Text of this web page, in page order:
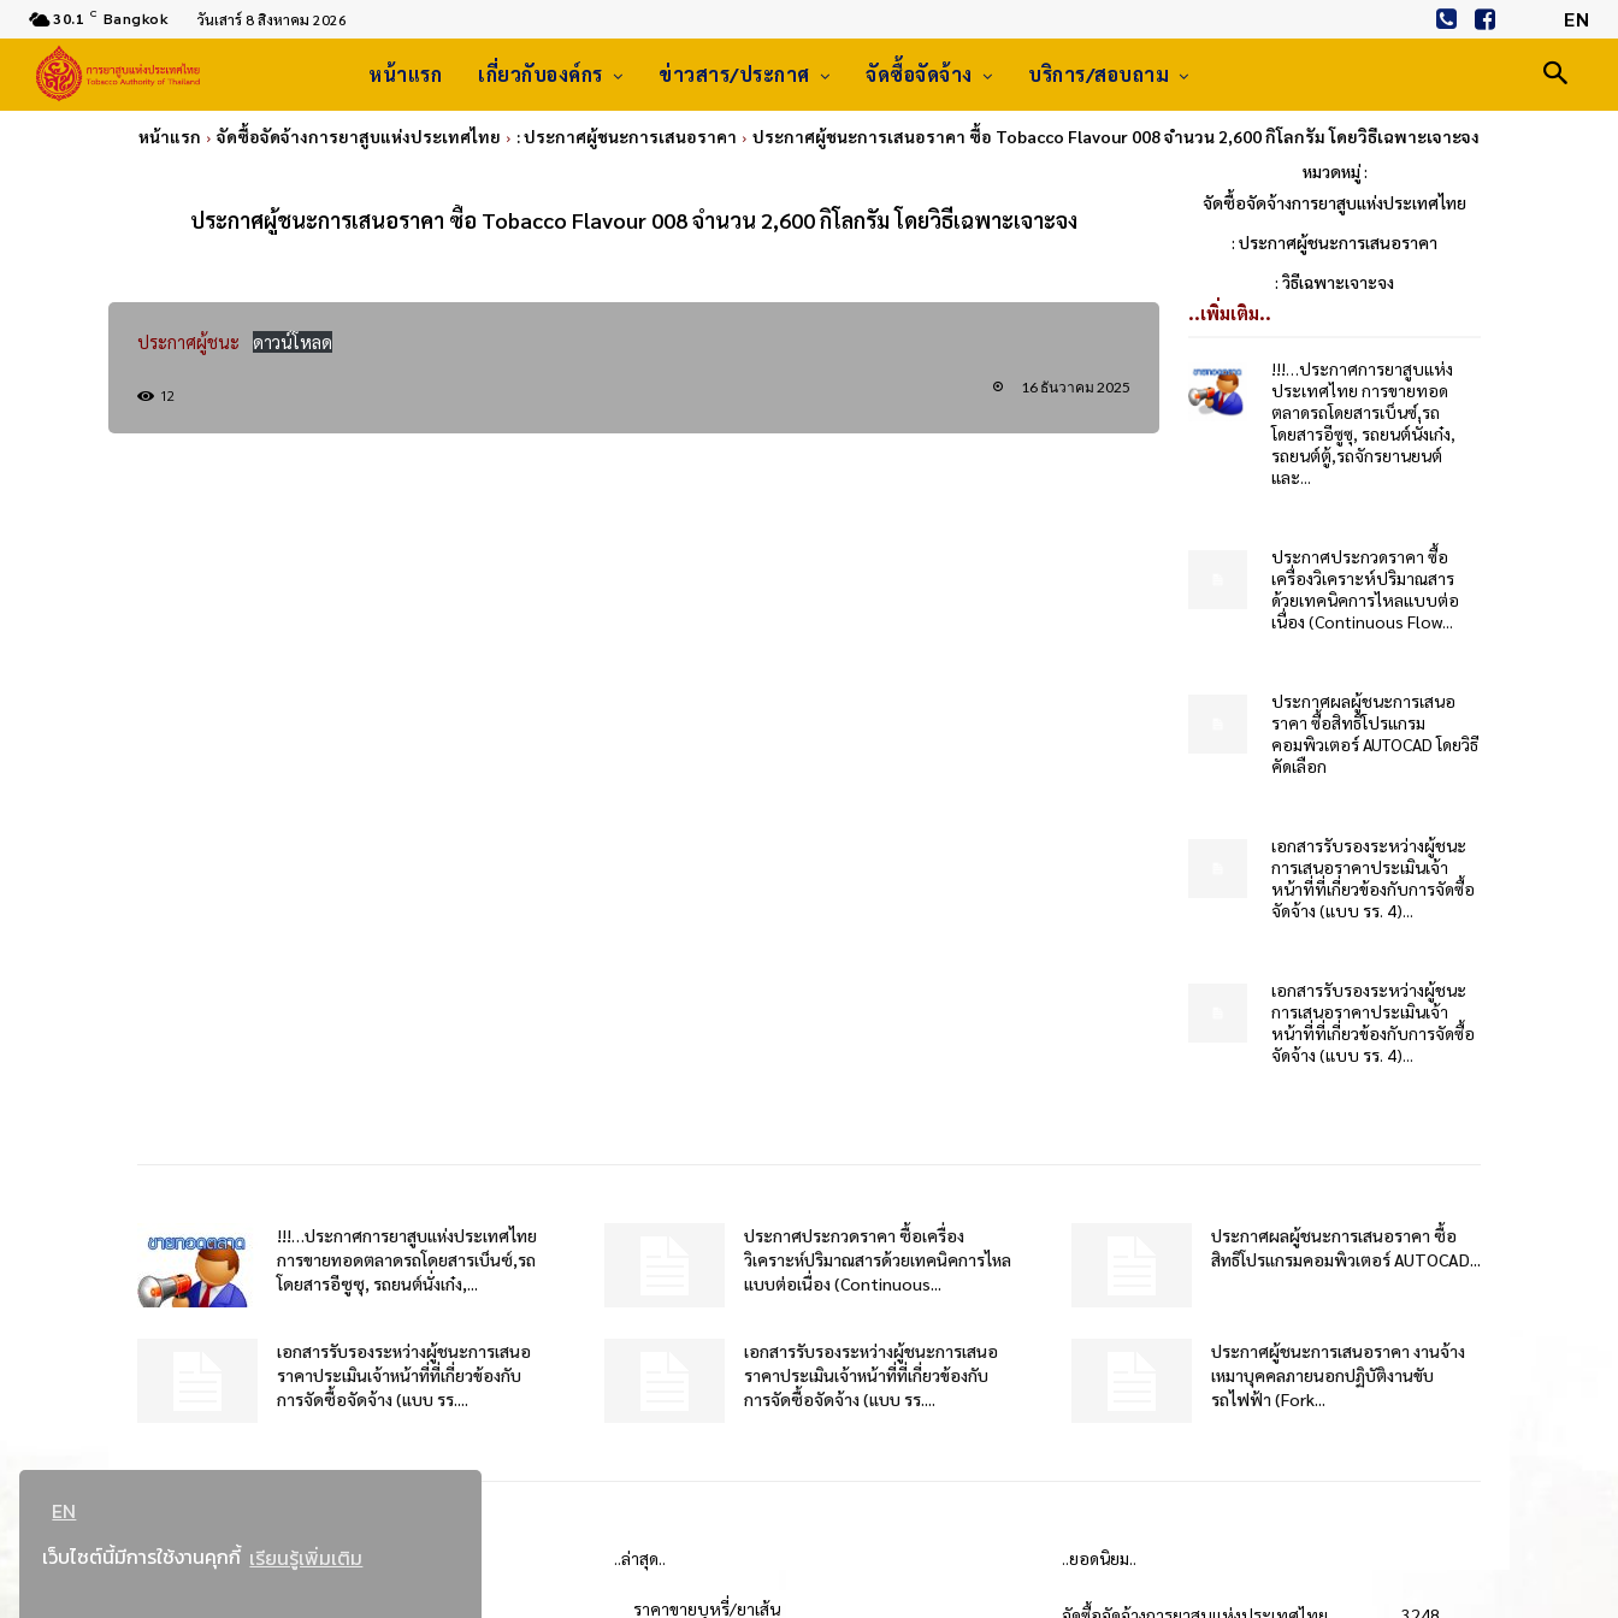
EN
เว็บไซต์นี้มีการใช้งานคุกกี้ เรียนรู้เพิ่มเติม
30.1 C Bangkok วันเสาร์ 8 สิงหาคม 2026 EN
หน้าแรก เกี่ยวกับองค์กร ข่าวสาร/ประกาศ จัดซื้อจัดจ้าง บริการ/สอบถาม
หน้าแรก จัดซื้อจัดจ้างการยาสูบแห่งประเทศไทย : ประกาศผู้ชนะการเสนอราคา ประกาศผู้ชนะการเสนอราคา ซื้อ Tobacco Flavour 008 จำนวน 2,600 กิโลกรัม โดยวิธีเฉพาะเจาะจง
ประกาศผู้ชนะการเสนอราคา ซื้อ Tobacco Flavour 008 จำนวน 2,600 กิโลกรัม โดยวิธีเฉพาะเจาะจง
หมวดหมู่ :
จัดซื้อจัดจ้างการยาสูบแห่งประเทศไทย
: ประกาศผู้ชนะการเสนอราคา
: วิธีเฉพาะเจาะจง
ประกาศผู้ชนะ ดาวน์โหลด
12 16 ธันวาคม 2025
..เพิ่มเติม..
!!!…ประกาศการยาสูบแห่ง
ประเทศไทย การขายทอด
ตลาดรถโดยสารเบ็นซ์,รถ
โดยสารอีซูซุ, รถยนต์นั่งเก๋ง,
รถยนต์ตู้,รถจักรยานยนต์
และ...
ประกาศประกวดราคา ซื้อ
เครื่องวิเคราะห์ปริมาณสาร
ด้วยเทคนิคการไหลแบบต่อ
เนื่อง (Continuous Flow...
ประกาศผลผู้ชนะการเสนอ
ราคา ซื้อสิทธิโปรแกรม
คอมพิวเตอร์ AUTOCAD โดยวิธี
คัดเลือก
เอกสารรับรองระหว่างผู้ชนะ
การเสนอราคาประเมินเจ้า
หน้าที่ที่เกี่ยวข้องกับการจัดซื้อ
จัดจ้าง (แบบ รร. 4)...
เอกสารรับรองระหว่างผู้ชนะ
การเสนอราคาประเมินเจ้า
หน้าที่ที่เกี่ยวข้องกับการจัดซื้อ
จัดจ้าง (แบบ รร. 4)...
!!!…ประกาศการยาสูบแห่งประเทศไทย
การขายทอดตลาดรถโดยสารเบ็นซ์,รถ
โดยสารอีซูซุ, รถยนต์นั่งเก๋ง,...
ประกาศประกวดราคา ซื้อเครื่อง
วิเคราะห์ปริมาณสารด้วยเทคนิคการไหล
แบบต่อเนื่อง (Continuous...
ประกาศผลผู้ชนะการเสนอราคา ซื้อ
สิทธิโปรแกรมคอมพิวเตอร์ AUTOCAD...
เอกสารรับรองระหว่างผู้ชนะการเสนอ
ราคาประเมินเจ้าหน้าที่ที่เกี่ยวข้องกับ
การจัดซื้อจัดจ้าง (แบบ รร....
เอกสารรับรองระหว่างผู้ชนะการเสนอ
ราคาประเมินเจ้าหน้าที่ที่เกี่ยวข้องกับ
การจัดซื้อจัดจ้าง (แบบ รร....
ประกาศผู้ชนะการเสนอราคา งานจ้าง
เหมาบุคคลภายนอกปฏิบัติงานขับ
รถไฟฟ้า (Fork...
..ล่าสุด..
ราคาขายบุหรี่/ยาเส้น
..ยอดนิยม..